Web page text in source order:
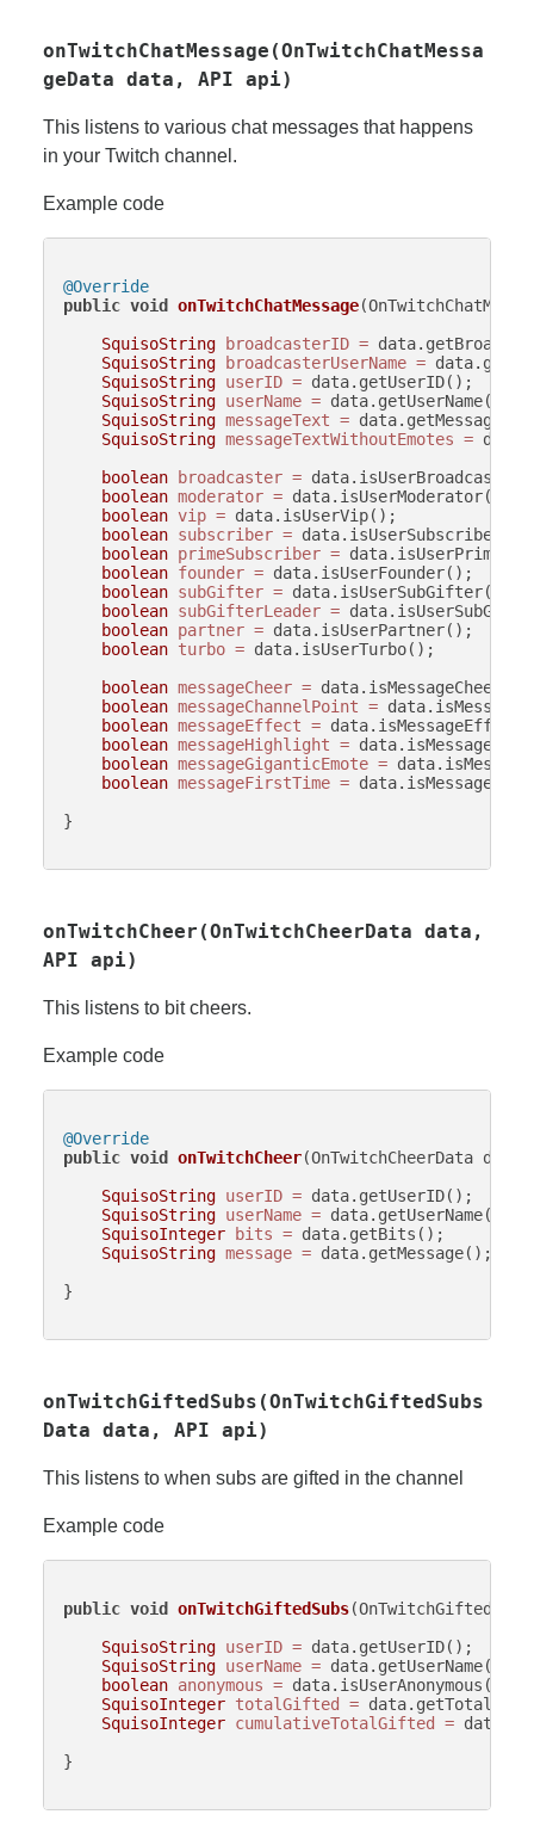
onTwitchChatMessage(OnTwitchChatMessa
geData data, API api)
This listens to various chat messages that happens
in your Twitch channel.
Example code
@Override
public void onTwitchChatMessage
SquisoString
broadcasterID =
SquisoString
broadcasterUserName =
SquisoString userID = data.getUserID();
SquisoString userName = data.getUserName();
SquisoString messageText =
SquisoString messageTextWithoutEmotes =
boolean
broadcaster =
boolean moderator = data.isUserModerator();
boolean vip = data.isUserVip();
boolean subscriber = data.isUserSubscriber();
boolean primeSubscriber =
boolean founder = data.isUserFounder();
boolean subGifter = data.isUserSubGifter();
boolean subGifterLeader =
boolean partner = data.isUserPartner();
boolean turbo = data.isUserTurbo();
boolean messageCheer = data.isMessageCheer();
boolean messageChannelPoint =
boolean messageEffect =
boolean messageHighlight =
boolean messageGiganticEmote =
boolean messageFirstTime =
}
onTwitchCheer(OnTwitchCheerData data,
API api)
This listens to bit cheers.
Example code
@Override
public void onTwitchCheer(OnTwitchCheerData
SquisoString userID = data.getUserID();
SquisoString userName = data.getUserName();
SquisoInteger
bits = data.getBits();
SquisoString message = data.getMessage();
}
onTwitchGiftedSubs(OnTwitchGiftedSubs
Data data, API api)
This listens to when subs are gifted in the channel
Example code
public void onTwitchGiftedSubs
SquisoString userID = data.getUserID();
SquisoString userName = data.getUserName();
boolean anonymous = data.isUserAnonymous();
SquisoInteger totalGifted =
SquisoInteger cumulativeTotalGifted =
}